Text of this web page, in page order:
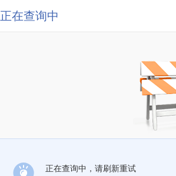
正在查询中
正在查询中，请刷新重试